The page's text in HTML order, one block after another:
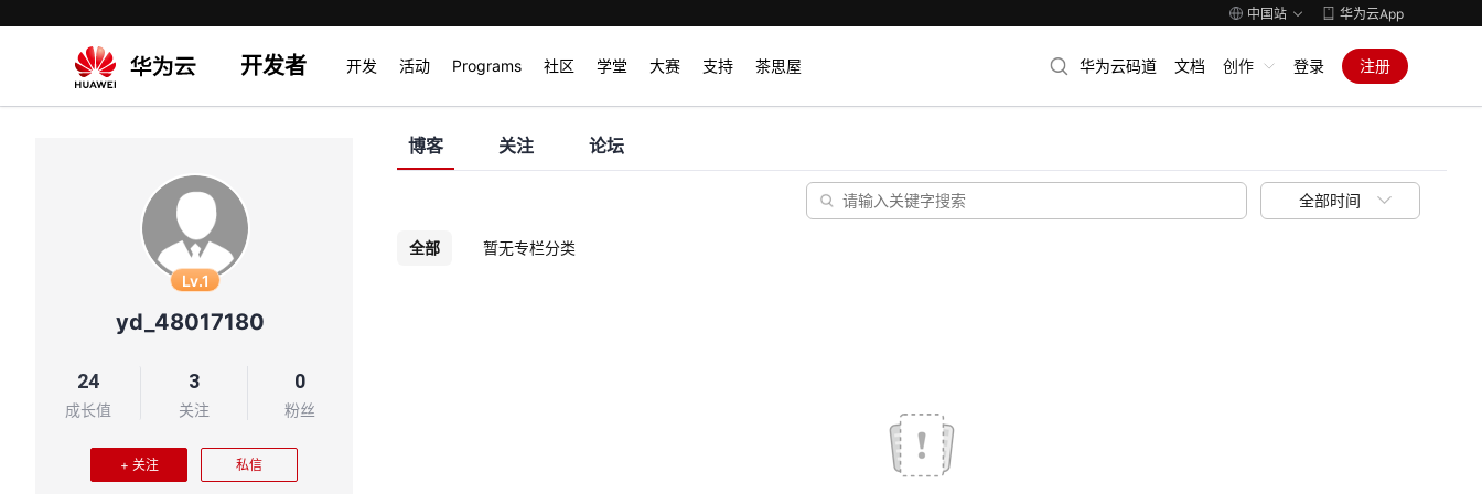
中国站 华为云App
开发者 开发 活动 Programs 社区 学堂 大赛 支持 茶思屋 华为云码道 文档 创作 登录 注册
Lv.1
yd_48017180
24
成长值
3
关注
0
粉丝
+ 关注 私信
博客 关注 论坛
全部时间
全部 暂无专栏分类